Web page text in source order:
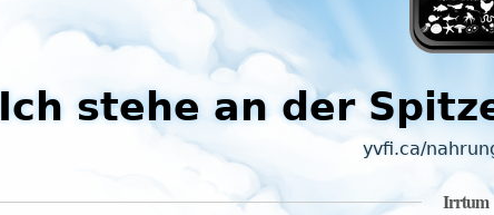
Ich stehe an der
yvfi.ca/
Irrtum